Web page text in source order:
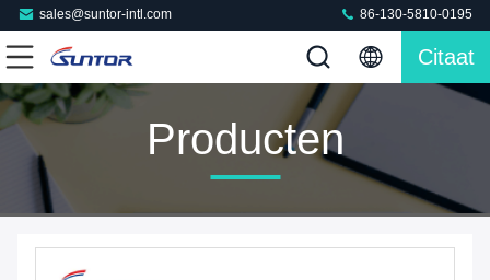
sales@suntor-intl.com 86-130-5810-0195
Citaat
Producten